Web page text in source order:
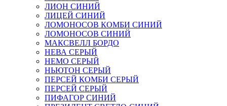
ЛИОН СИНИЙ
ЛИЦЕЙ СИНИЙ
ЛОМОНОСОВ КОМБИ СИНИЙ
ЛОМОНОСОВ СИНИЙ
МАКСВЕЛЛ БОРДО
НЕВА СЕРЫЙ
НЕМО СЕРЫЙ
НЬЮТОН СЕРЫЙ
ПЕРСЕЙ КОМБИ СЕРЫЙ
ПЕРСЕЙ СЕРЫЙ
ПИФАГОР СИНИЙ